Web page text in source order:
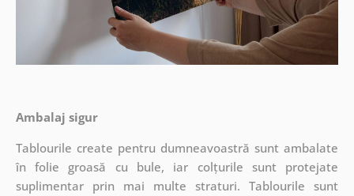
Ambalaj sigur
Tablourile create pentru dumneavoastră sunt ambalate
în folie groasă cu bule, iar colțurile sunt protejate
suplimentar prin mai multe straturi.Tablourile sunt